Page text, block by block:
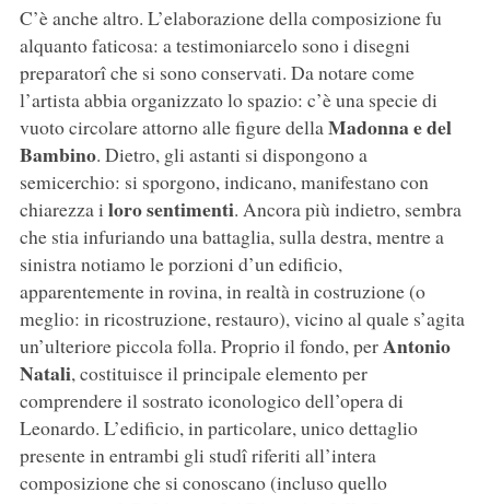
C’è anche altro. L’elaborazione della composizione fu
alquanto faticosa: a testimoniarcelo sono i disegni
preparatorî che si sono conservati. Da notare come
l’artista abbia organizzato lo spazio: c’è una specie di
vuoto circolare attorno alle figure dellaMadonna e del
Bambino. Dietro, gli astanti si dispongono a
semicerchio: si sporgono, indicano, manifestano con
chiarezza i loro sentimenti. Ancora più indietro, sembra
che stia infuriando una battaglia, sulla destra, mentre a
sinistra notiamo le porzioni d’un edificio,
apparentemente in rovina, in realtà in costruzione (o
meglio: in ricostruzione, restauro), vicino al quale s’agita
un’ulteriore piccola folla. Proprio il fondo, perAntonio
Natali, costituisce il principale elemento per
comprendere il sostrato iconologico dell’opera di
Leonardo. L’edificio, in particolare, unico dettaglio
presente in entrambi gli studî riferiti all’intera
composizione che si conoscano (incluso quello